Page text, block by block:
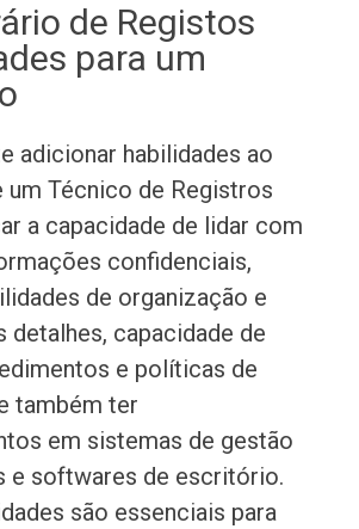
de Registos
para um
adicionar habilidades ao
um Técnico de Registros
a capacidade de lidar com
confidenciais,
de organização e
detalhes, capacidade de
e políticas de
também ter
em sistemas de gestão
e softwares de escritório.
são essenciais para